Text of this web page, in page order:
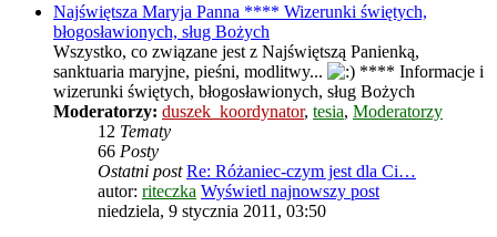
Najświętsza Maryja Panna **** Wizerunki świętych,
błogosławionych, sług Bożych
Wszystko, co związane jest z Najświętszą Panienką,
sanktuaria maryjne, pieśni, modlitwy...
**** Informacje i
wizerunki świętych, błogosławionych, sług Bożych
Moderatorzy: duszek_koordynator, tesia, Moderatorzy
12 Tematy
66 Posty
Ostatni post Re: Różaniec-czym jest dla Ci…
autor: riteczka Wyświetl najnowszy post
niedziela, 9 stycznia 2011, 03:50